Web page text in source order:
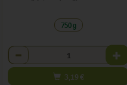
750 g
Anzahl
3,19 €